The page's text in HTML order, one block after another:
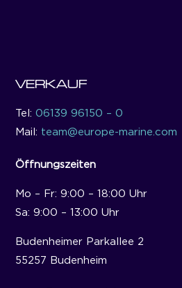
VERKAUF
Tel:06139 96150 – 0
Mail: team@europe-marine.com
Öffnungszeiten
Mo – Fr: 9:00 – 18:00 Uhr
Sa: 9:00 – 13:00 Uhr
Budenheimer Parkallee 2
55257 Budenheim